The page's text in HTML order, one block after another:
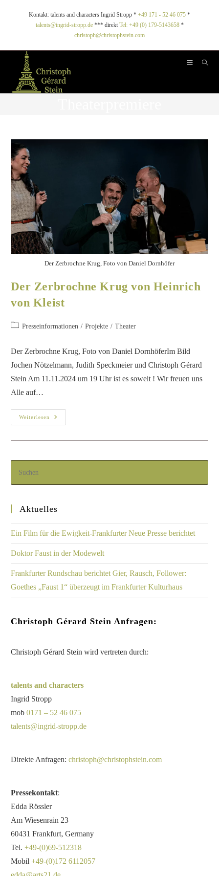
Kontakt: talents and characters Ingrid Stropp * +49 171 - 52 46 075 *
talents@ingrid-stropp.de*** direkt Tel: +49 (0) 179-5143658*
christoph@christophstein.com
Der Zerbrochne Krug, Foto von Daniel Dornhöfer
Der Zerbrochne Krug von Heinrich
von Kleist
Presseinformationen / Projekte / Theater
Der Zerbrochne Krug, Foto von Daniel DornhöferIm Bild
Jochen Nötzelmann, Judith Speckmeier und Christoph Gérard
Stein Am 11.11.2024 um 19 Uhr ist es soweit ! Wir freuen uns
Alle auf…
Weiterlesen
Aktuelles
Ein Film für die Ewigkeit-Frankfurter Neue Presse berichtet
Doktor Faust in der Modewelt
Frankfurter Rundschau berichtet Gier, Rausch, Follower:
Goethes „Faust 1“ überzeugt im Frankfurter Kulturhaus
Christoph Gérard Stein Anfragen:
Christoph Gérard Stein wird vertreten durch:
talents and characters
Ingrid Stropp
mob0171 – 52 46 075
talents@ingrid-stropp.de
Direkte Anfragen:christoph@christophstein.com
Pressekontakt:
Edda Rössler
Am Wiesenrain 23
60431 Frankfurt, Germany
Tel.+49-(0)69-512318
Mobil+49-(0)172 6112057